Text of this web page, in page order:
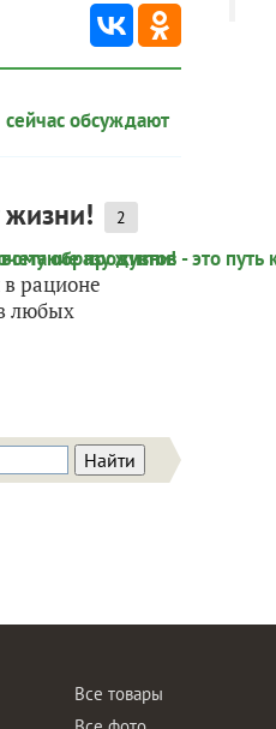
сейчас обсуждают
жизни! 2
рационе
любых
Все товары